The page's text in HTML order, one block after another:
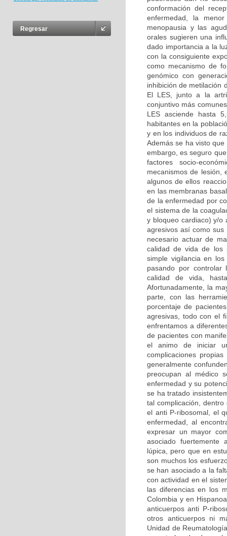
Regresar
conformación del
enfermedad, la
menopausia y las
orales sugieren una
dado importancia a la
con la consiguiente
como mecanismo de
genómico con
inhibición de metilación
El LES, junto a la
conjuntivo más
LES asciende hasta
habitantes en la
y en los individuos de
Además se ha visto
embargo, es seguro
factores socio-
mecanismos de lesión,
algunos de ellos
en las membranas
de la enfermedad por
el sistema de la
y bloqueo cardiaco) y/o
agresivos así como
necesario actuar de
calidad de vida de los
simple vigilancia en
pasando por controlar
calidad de vida,
Afortunadamente, la
parte, con las
porcentaje de
agresivas, todo con el
enfrentamos a
de pacientes con
el animo de iniciar
complicaciones
generalmente
preocupan al médico
enfermedad y su
se ha tratado
tal complicación,
el anti P-ribosomal, el
enfermedad, al
expresar un mayor
asociado fuertemente
lúpica, pero que en
son muchos los
se han asociado a la
con actividad en el
las diferencias en los
Colombia y en
anticuerpos anti P-
otros anticuerpos ni
Unidad de